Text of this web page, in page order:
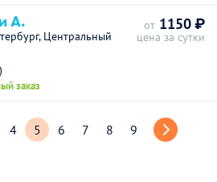
А.
Центральный
заказ
от 1150 ₽
цена за сутки
4 5 6 7 8 9